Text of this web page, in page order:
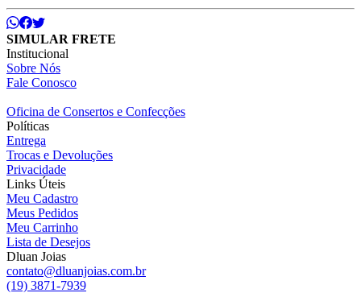
SIMULAR FRETE
Institucional
Sobre Nós
Fale Conosco
Oficina de Consertos e Confecções
Políticas
Entrega
Trocas e Devoluções
Privacidade
Links Úteis
Meu Cadastro
Meus Pedidos
Meu Carrinho
Lista de Desejos
Dluan Joias
contato@dluanjoias.com.br
(19) 3871-7939